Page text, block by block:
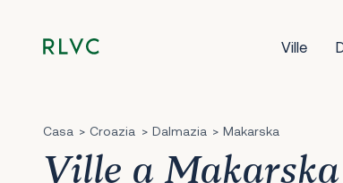
Ville
Casa Croazia Dalmazia Makarska
Ville a Makarska